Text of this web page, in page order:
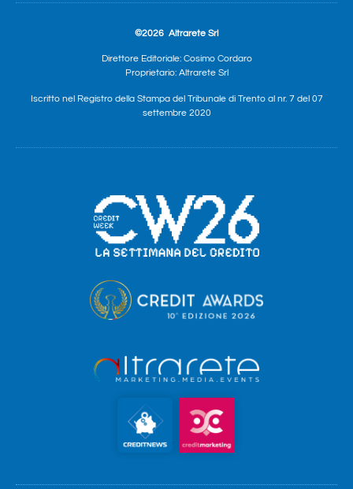
©2026 Altrarete Srl
Direttore Editoriale: Cosimo Cordaro
Proprietario: Altrarete Srl
Iscritto nel Registro della Stampa del Tribunale di Trento al nr. 7 del 07
settembre 2020